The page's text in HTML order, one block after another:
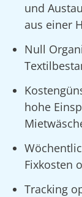
und
aus einer
Null
hohe
Fixkosten
Tracking